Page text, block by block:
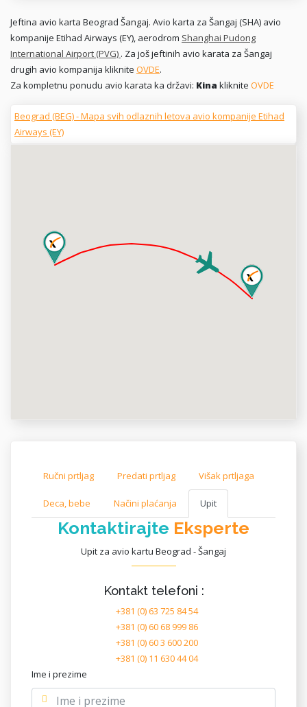
Jeftina avio karta Beograd Šangaj. Avio karta za Šangaj (SHA) avio
kompanije Etihad Airways (EY), aerodrom Shanghai Pudong
International Airport (PVG) . Za još jeftinih avio karata za Šangaj
drugih avio kompanija kliknite OVDE.
Za kompletnu ponudu avio karata ka državi: Kina kliknite OVDE
Beograd (BEG) - Mapa svih odlaznih letova avio kompanije Etihad
Airways (EY)
Ručni prtljag Predati prtljag Višak prtljaga
Deca, bebe Načini plaćanja Upit
Kontaktirajte Eksperte
Upit za avio kartu Beograd - Šangaj
Kontakt telefoni :
+381 (0) 63 725 84 54
+381 (0) 60 68 999 86
+381 (0) 60 3 600 200
+381 (0) 11 630 44 04
Ime i prezime